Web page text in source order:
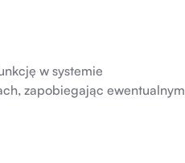
w systemie
zapobiegając ewentualnym